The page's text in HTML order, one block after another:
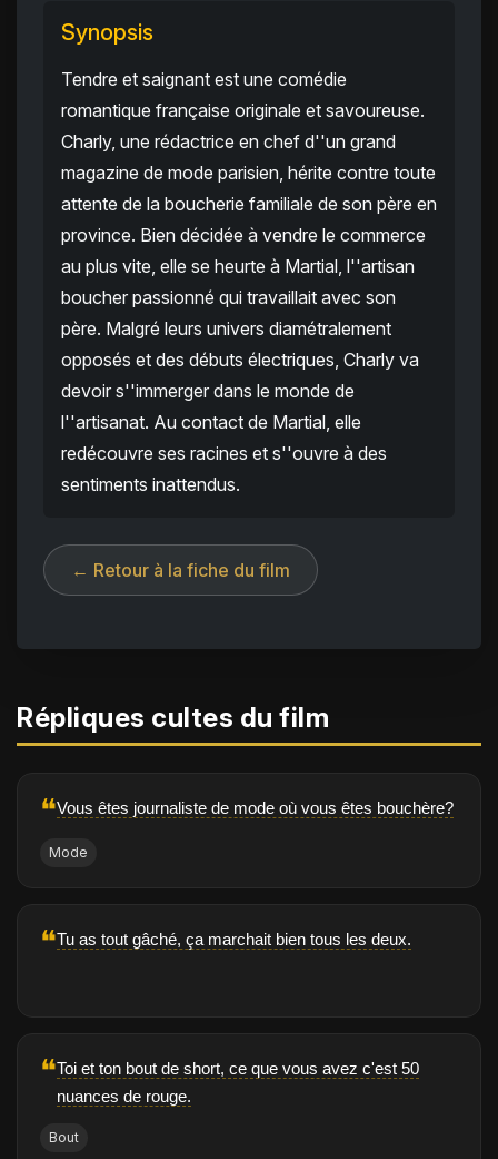
Synopsis
Tendre et saignant est une comédie
romantique française originale et savoureuse.
Charly, une rédactrice en chef d''un grand
magazine de mode parisien, hérite contre toute
attente de la boucherie familiale de son père en
province. Bien décidée à vendre le commerce
au plus vite, elle se heurte à Martial, l''artisan
boucher passionné qui travaillait avec son
père. Malgré leurs univers diamétralement
opposés et des débuts électriques, Charly va
devoir s''immerger dans le monde de
l''artisanat. Au contact de Martial, elle
redécouvre ses racines et s''ouvre à des
sentiments inattendus.
← Retour à la fiche du film
Répliques cultes du film
❝Vous êtes journaliste de mode où vous êtes bouchère?
Mode
❝Tu as tout gâché, ça marchait bien tous les deux.
❝Toi et ton bout de short, ce que vous avez c'est 50
nuances de rouge.
Bout